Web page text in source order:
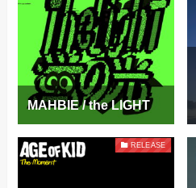
MAHBIE / the LIGHT
RELEASE